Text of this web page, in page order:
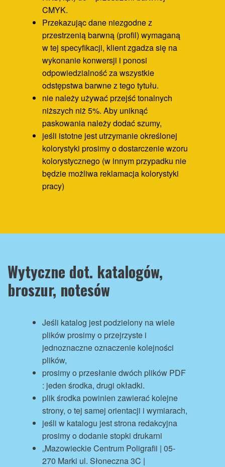
CMYK.
Przekazując dane niezgodne z
przestrzenią barwną (profil) wymaganą
w tej specyfikacji, klient zgadza się na
wykonanie konwersji i ponosi
odpowiedzialność za wszystkie
odstępstwa barwne z tego tytułu.
nie należy używać przejść tonalnych
niższych niż 5%. Aby uniknąć
paskowania należy dodać szumy,
jeśli istotne jest utrzymanie określonej
kolorystyki prosimy o dostarczenie wzoru
kolorystycznego (w innym przypadku nie
będzie możliwa reklamacja kolorystyki
pracy)
Wytyczne dot. katalogów,
broszur, notesów
Jeśli katalog jest podzielony na wiele
plików prosimy o przejrzyste i
jednoznaczne oznaczenie kolejności
plików,
prosimy o przesłanie dwóch plików PDF
: jeden środka, drugi okładki.
plik środka powinien zawierać kolejne
strony, o tej samej orientacji i wymiarach,
jeśli w katalogu jest strona redakcyjna
prosimy o dodanie stopki drukarni
„Mazowieckie Centrum Poligrafii | 05-
270 Marki ul. Słoneczna 3C |